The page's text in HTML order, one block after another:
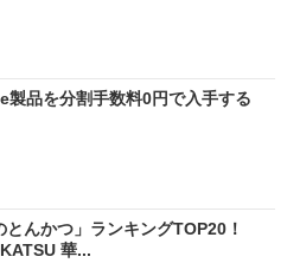
製品を分割手数料0円で入手する
とんかつ」ランキングTOP20！
華...